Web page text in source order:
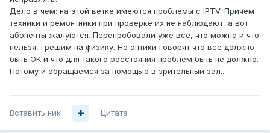
Дело в чем: на этой ветке имеются проблемы с IPTV. Причем
техники и ремонтники при проверке их не наблюдают, а вот
абоненты жалуются. Перепробовали уже все, что можно и что
нельзя, грешим на физику. Но оптики говорят что все должно
быть ОК и что для такого расстояния проблем быть не должно.
Потому и обращаемся за помощью в зрительный зал...
Вставить ник Цитата